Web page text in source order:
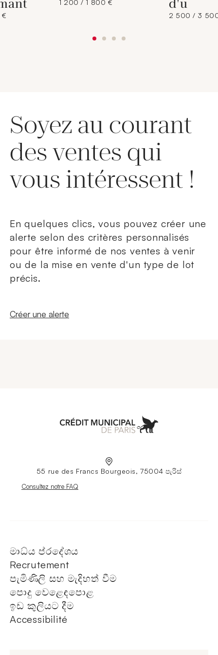
1 200 / 1 800 € d'u
2 500 / 3
Soyez au courant
des ventes qui
vous intéressent !
En quelques clics, vous pouvez créer une
alerte selon des critères personnalisés
pour être informé de nos ventes à venir
ou de la mise en vente d'un type de lot
précis.
Nouvelle fenêtre
Créer une alerte
55 rue des Francs Bourgeois, 75004 පැරිස්
Nouvelle fenêtre
Consultez notre FAQ
මාධ්ය ප්රදේශය
Recrutement
පැමිණිලි සහ මැදිහත් වීම
පොදු වෙළෙඳපොළ
ඉඩ කුලියට දීම
Accessibilité